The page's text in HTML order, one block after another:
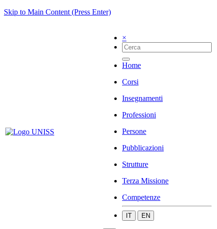
Skip to Main Content (Press Enter)
×
Home
Corsi
Insegnamenti
Professioni
Persone
Pubblicazioni
Strutture
Terza Missione
Competenze
IT EN